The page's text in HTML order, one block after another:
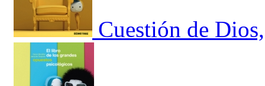
Cuestión de Dios,